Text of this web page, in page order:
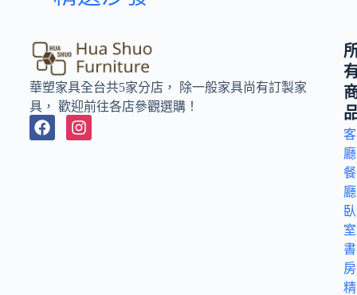
華塑家具全台共5家分店， 除一般家具尚有訂製家
具， 歡迎前往各店參觀選購！
客
廳
餐
廳
臥
室
書
房
精